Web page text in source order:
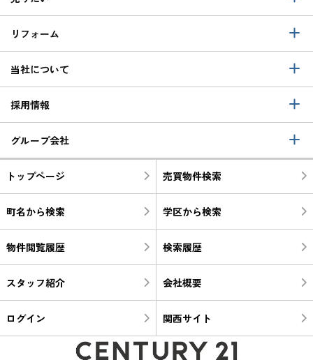
リフォーム
当社について
採用情報
グループ会社
トップページ 売買物件検索
町名から検索 学区から検索
物件閲覧履歴 検索履歴
スタッフ紹介 会社概要
ログイン 関西サイト